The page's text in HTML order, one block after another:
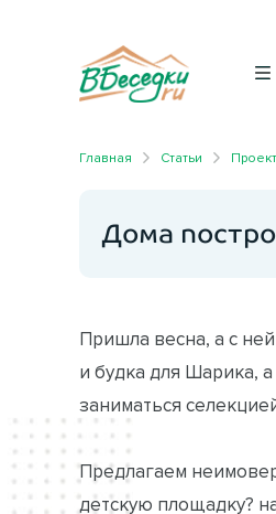
Главная Статьи
Дома
Пришла весна, а с
и будка для Шарика,
заниматься
Предлагаем
детскую площадку?